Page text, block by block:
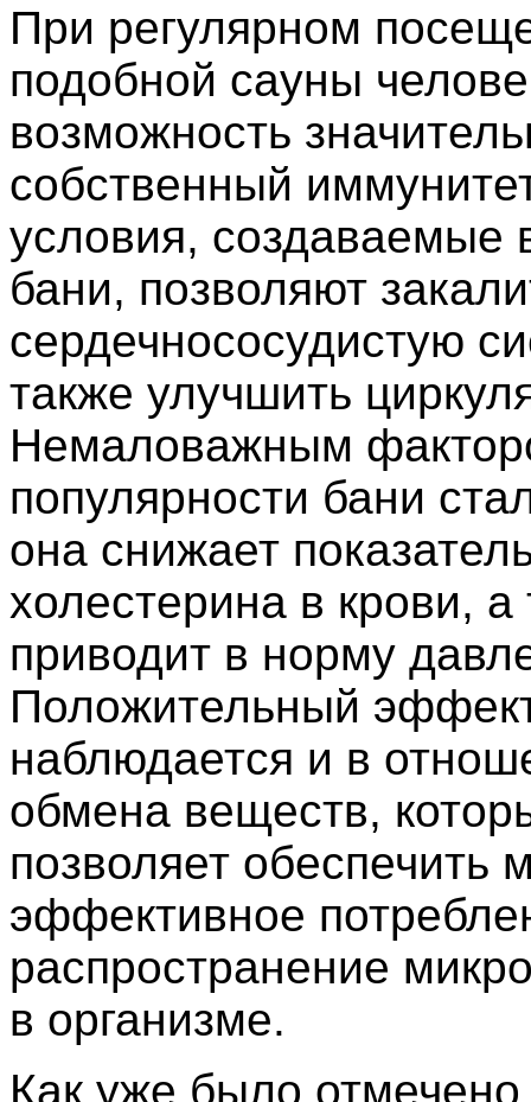
При регулярном
подобной сауны
возможность
собственный
условия, создаваемые
бани, позволяют
сердечнососудистую
также улучшить
Немаловажным
популярности бани
она снижает
холестерина в крови, а
приводит в норму
Положительный
наблюдается и в
обмена веществ,
позволяет обеспечить
эффективное
распространение
в организме.
Как уже было